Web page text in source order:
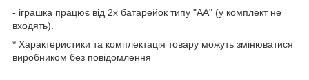
- іграшка працює від 2х батарейок типу "АА" (у комплект не
входять).
* Характеристики та комплектація товару можуть змінюватися
виробником без повідомлення